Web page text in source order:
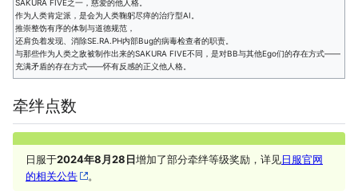
SAKURA FIVE之一，慈爱的他人格。
作为人类肯定派，是会为人类鞠躬尽瘁的治疗型AI。
推崇整饬有序的体制与道德规范，
还肩负着发现、消除SE.RA.PH内部Bug的病毒检查者的职责。
与那些作为人类之敌被制作出来的SAKURA FIVE不同，是对BB与其他Ego们的存在方式——
充满矛盾的存在方式——怀有反感的正义他人格。
牵绊点数
日服于2024年8月28日增加了部分牵绊等级奖励，详见日服官网
的相关公告
。